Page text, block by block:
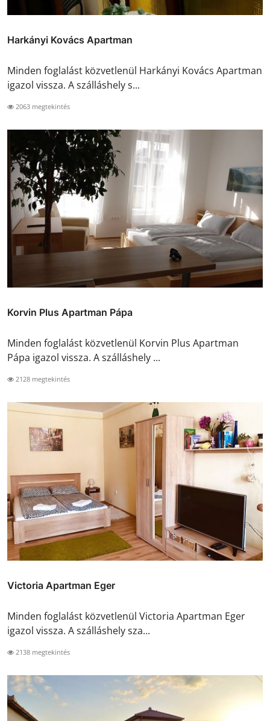
Harkányi Kovács Apartman
Minden foglalást közvetlenül Harkányi Kovács Apartman
igazol vissza. A szálláshely s...
2063 megtekintés
Korvin Plus Apartman Pápa
Minden foglalást közvetlenül Korvin Plus Apartman
Pápa igazol vissza. A szálláshely ...
2128 megtekintés
Victoria Apartman Eger
Minden foglalást közvetlenül Victoria Apartman Eger
igazol vissza. A szálláshely sza...
2138 megtekintés